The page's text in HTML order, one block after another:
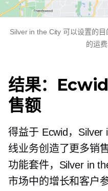
Silver in the City 可以设置的
的运
结果：
售额
得益于 Ecwid，Silver
线业务创造了更多销
功能套件，Silver in
市场中的增长和客户